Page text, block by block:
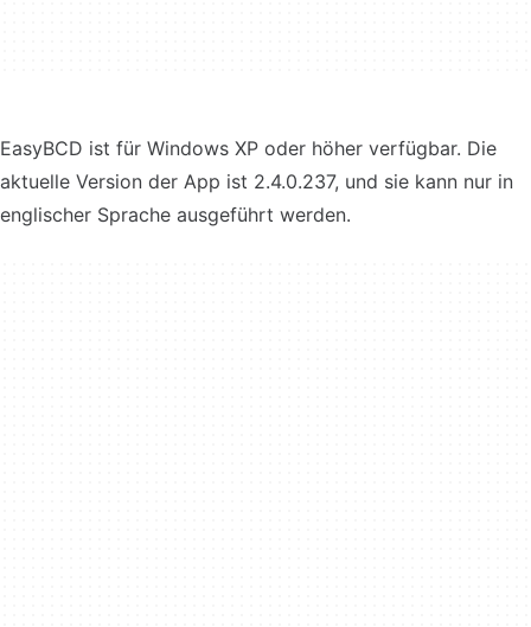
EasyBCD ist für Windows XP oder höher verfügbar. Die
aktuelle Version der App ist 2.4.0.237, und sie kann nur in
englischer Sprache ausgeführt werden.